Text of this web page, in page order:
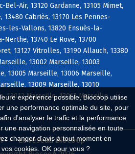
expérience possible, Biocoop utilise
une performance optimale du site, pour
d'analyser le trafic et la performance
une navigation personnalisée en toute
changer d'avis à tout moment en
cookies. OK pour vous ?
Bel-Air, 13120 Gardanne, 13105 Mimet,
13480 Cabriès, 13170 Les Pennes-
les-Vallons, 13820 Ensuès-la-
Nerthe, 13740 Le Rove, 13700
13127 Vitrolles, 13190 Allauch, 13380
13002 Marseille, 13003
13005 Marseille, 13006 Marseille,
13009 Marseille, 13010
13012 Marseille, 13013 Marseille,
Le réseau Biocoop